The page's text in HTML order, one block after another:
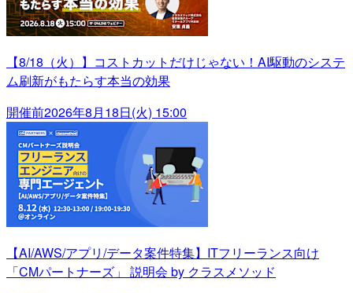
【8/18（火）】コストカットだけじゃない！AI駆動のシステ
ム刷新がもたらす本当の効果
開催前2026年8月18日(火) 15:00
【AI/AWS/アプリ/データ案件特集】ITフリーランス向け
「CMパートナーズ」 説明会 by クラスメソッド